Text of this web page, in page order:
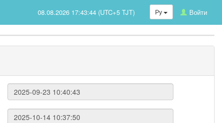
Ру Войти
08.08.2026 17:43:44 (UTC+5 TJT)